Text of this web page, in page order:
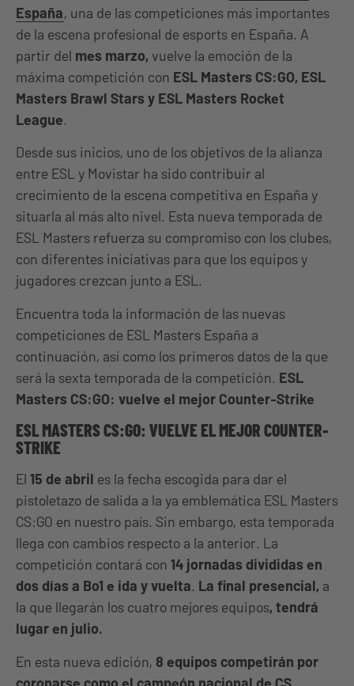
España, una de las competiciones más importantes
de la escena profesional de esports en España. A
partir del mes marzo, vuelve la emoción de la
máxima competición con ESL Masters CS:GO, ESL
Masters Brawl Stars y ESL Masters Rocket
League.
Desde sus inicios, uno de los objetivos de la alianza
entre ESL y Movistar ha sido contribuir al
crecimiento de la escena competitiva en España y
situarla al más alto nivel. Esta nueva temporada de
ESL Masters refuerza su compromiso con los clubes,
con diferentes iniciativas para que los equipos y
jugadores crezcan junto a ESL.
Encuentra toda la información de las nuevas
competiciones de ESL Masters España a
continuación, así como los primeros datos de la que
será la sexta temporada de la competición. ESL
Masters CS:GO: vuelve el mejor Counter-Strike
ESL MASTERS CS:GO: VUELVE EL MEJOR COUNTER-
STRIKE
El 15 de abril es la fecha escogida para dar el
pistoletazo de salida a la ya emblemática ESL Masters
CS:GO en nuestro país. Sin embargo, esta temporada
llega con cambios respecto a la anterior. La
competición contará con 14 jornadas divididas en
dos días a Bo1 e ida y vuelta. La final presencial, a
la que llegarán los cuatro mejores equipos, tendrá
lugar en julio.
En esta nueva edición, 8 equipos competirán por
coronarse como el campeón nacional de CS,